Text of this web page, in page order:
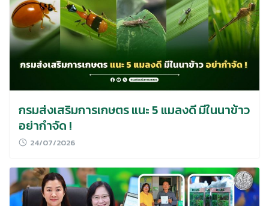
กรมส่งเสริมการเกษตร แนะ 5 แมลงดี มีในนาข้าว
อย่ากำจัด !
24/07/2026